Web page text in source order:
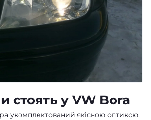
стоять у VW Bora
укомплектований якісною оптикою,